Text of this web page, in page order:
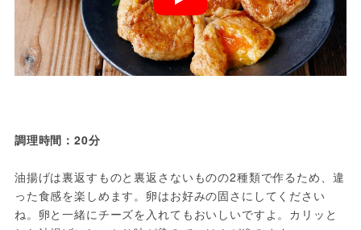
調理時間：20分
油揚げは裏返すものと裏返さないものの2種類で作るため、違
った食感を楽しめます。卵はお好みの固さにしてください
ね。卵と一緒にチーズを入れてもおいしいですよ。カリッと